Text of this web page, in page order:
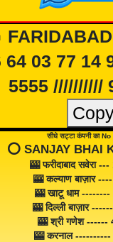
03 77 14
5555 //////////
सीधे सट्टा कंपनी का No
⭕️ SANJAY BHAI
🎰 फरीदाबाद सवेरा
🎰 कल्याण बाज़ार
🎰 खाटू धाम
🎰 दिल्ली बाज़ार
🎰 श्री गणेश ------
🎰 करनाल